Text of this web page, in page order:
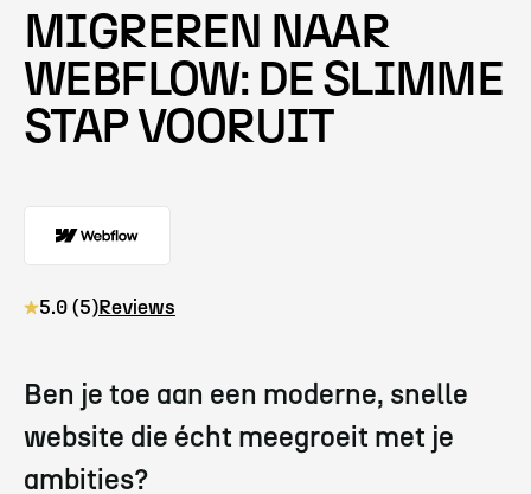
MIGREREN NAAR
WEBFLOW: DE SLIMME
STAP VOORUIT
5.0 (5)Reviews
Ben je toe aan een moderne, snelle
website die écht meegroeit met je
ambities?